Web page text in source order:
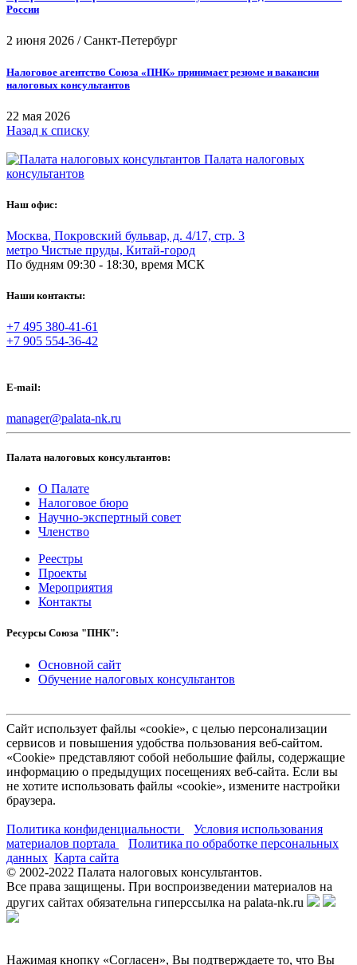
России
2 июня 2026 /Санкт-Петербург
Налоговое агентство Союза «ПНК» принимает резюме и вакансии
налоговых консультантов
22 мая 2026
Назад к списку
Палата налоговых
консультантов
Наш офис:
Москва, Покровский бульвар, д. 4/17, стр. 3
метро Чистые пруды, Китай-город
По будням 09:30 - 18:30, время МСК
Наши контакты:
+7 495 380-41-61
+7 905 554-36-42
E-mail:
manager@palata-nk.ru
Палата налоговых консультантов:
О Палате
Налоговое бюро
Научно-экспертный совет
Членство
Реестры
Проекты
Мероприятия
Контакты
Ресурсы Союза "ПНК":
Основной сайт
Обучение налоговых консультантов
Сайт использует файлы «cookie», с целью персонализации
сервисов и повышения удобства пользования веб-сайтом.
«Cookie» представляют собой небольшие файлы, содержащие
информацию о предыдущих посещениях веб-сайта. Если вы
не хотите использовать файлы «cookie», измените настройки
браузера.
Политика конфиденциальности
Условия использования
материалов портала
Политика по обработке персональных
данных Карта сайта
© 2002-2022 Палата налоговых консультантов.
Все права защищены. При воспроизведении материалов на
других сайтах обязательна гиперссылка на palata-nk.ru
Нажимая кнопку «Согласен», Вы подтверждаете то, что Вы